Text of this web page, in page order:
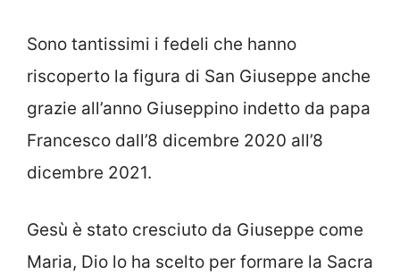
Sono tantissimi i fedeli che hanno
riscoperto la figura di San Giuseppe anche
grazie all’anno Giuseppino indetto da papa
Francesco dall’8 dicembre 2020 all’8
dicembre 2021.
Gesù è stato cresciuto da Giuseppe come
Maria, Dio lo ha scelto per formare la Sacra